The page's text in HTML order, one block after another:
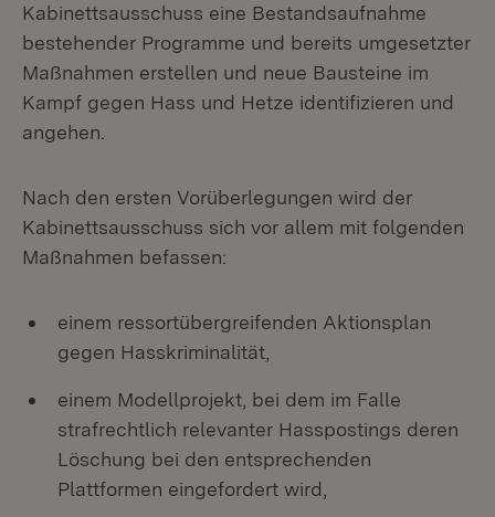
Kabinettsausschuss eine Bestandsaufnahme
bestehender Programme und bereits umgesetzter
Maßnahmen erstellen und neue Bausteine im
Kampf gegen Hass und Hetze identifizieren und
angehen.
Nach den ersten Vorüberlegungen wird der
Kabinettsausschuss sich vor allem mit folgenden
Maßnahmen befassen:
einem ressortübergreifenden Aktionsplan
gegen Hasskriminalität,
einem Modellprojekt, bei dem im Falle
strafrechtlich relevanter Hasspostings deren
Löschung bei den entsprechenden
Plattformen eingefordert wird,